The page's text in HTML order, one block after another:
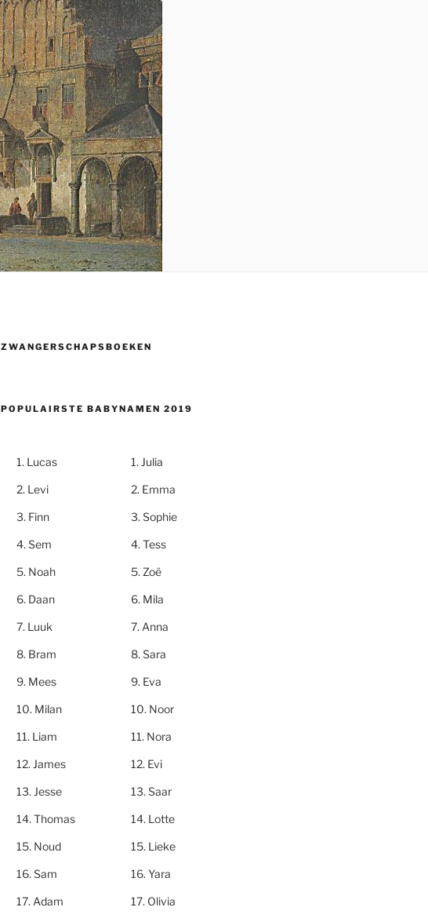
ZWANGERSCHAPSBOEKEN
POPULAIRSTE BABYNAMEN 2019
Lucas
Levi
Finn
Sem
Noah
Daan
Luuk
Bram
Mees
Milan
Liam
James
Jesse
Thomas
Noud
Sam
Adam
Julia
Emma
Sophie
Tess
Zoë
Mila
Anna
Sara
Eva
Noor
Nora
Evi
Saar
Lotte
Lieke
Yara
Olivia